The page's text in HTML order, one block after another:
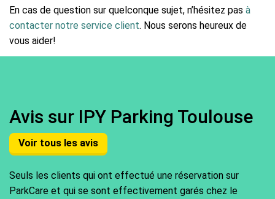
En cas de question sur quelconque sujet, n’hésitez pas à
contacter notre service client. Nous serons heureux de
vous aider!
Avis sur IPY Parking Toulouse
Voir tous les avis
Seuls les clients qui ont effectué une réservation sur
ParkCare et qui se sont effectivement garés chez le